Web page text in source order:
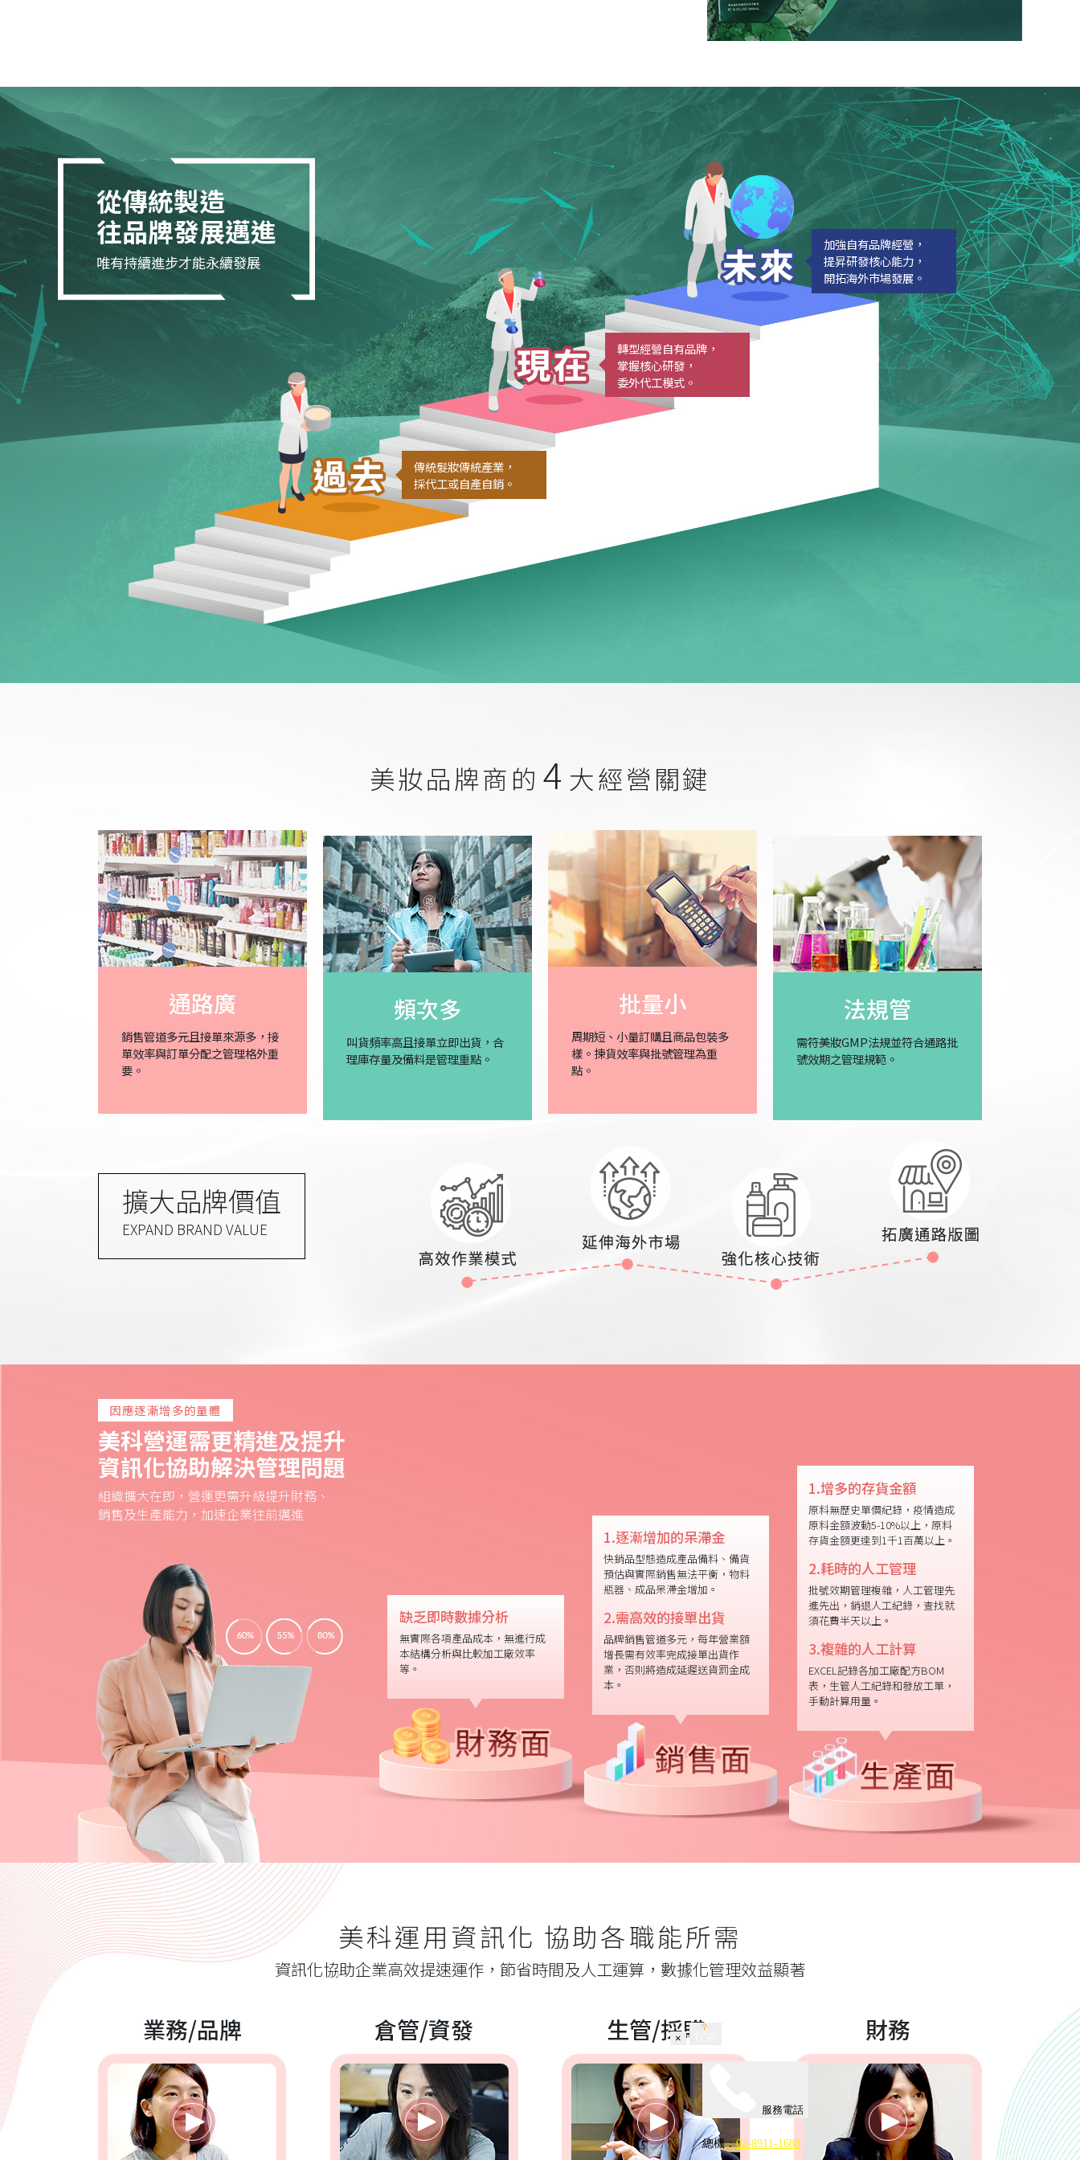
從傳統製造
往品牌發展邁進
唯有持續進步才能永續發展
傳統髮妝傳統產業，
採代工或自產自銷。
轉型經營自有品牌，
掌握核心研發，
委外代工模式。
加強自有品牌經營，
提昇研發核心能力，
開拓海外市場發展。
美妝品牌商的 4 大經營關鍵
通路廣
銷售管道多元且接單來源多，接
單效率與訂單分配之管理格外重
要。
頻次多
叫貨頻率高且接單立即出貨，合
理庫存量及備料是管理重點。
批量小
周期短、小量訂購且商品包裝多
樣。揀貨效率與批號管理為重
點。
法規管
需符美妝GMP法規並符合通路批
號效期之管理規範。
擴大品牌價值
EXPAND BRAND VALUE
因應逐漸增多的量體
美科營運需更精進及提升
資訊化協助解決管理問題
組織擴大在即，營運更需升級提升財務、
銷售及生產能力，加速企業往前邁進
缺乏即時數據分析
無實際各項產品成本，無進行成
本結構分析與比較加工廠效率
等。
1.逐漸增加的呆滯金
快銷品型態造成產品備料、備貨
預估與實際銷售無法平衡，物料
瓶器、成品呆滯金增加。
2.需高效的接單出貨
品牌銷售管道多元，每年營業額
增長需有效率完成接單出貨作
業，否則將造成延遲送貨罰金成
本。
1.增多的存貨金額
原料無歷史單價紀錄，疫情造成
原料金額波動5-10%以上，原料
存貨金額更達到1千1百萬以上。
2.耗時的人工管理
批號效期管理複雜，人工管理先
進先出，銷退人工紀錄，查找就
須花費半天以上。
3.複雜的人工計算
EXCEL記錄各加工廠配方BOM
表，生管人工紀錄和發放工單，
手動計算用量。
美科運用資訊化 協助各職能所需
資訊化協助企業高效提速運作，節省時間及人工運算，數據化管理效益顯著
業務/品牌 倉管/資發 生管/採購 財務
×
服務電話
總機：02-8911-1688